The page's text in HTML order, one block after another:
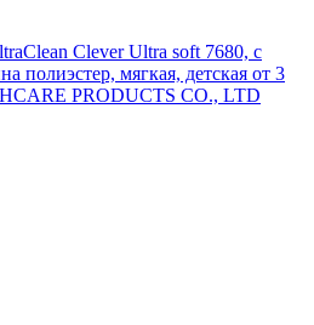
Clever Ultra soft 7680, с
полиэстер, мягкая, детская от 3
PRODUCTS CO., LTD